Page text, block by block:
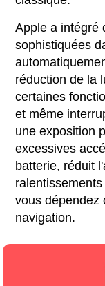
Apple a intégré
sophistiquées
réduction de la
certaines
et même
une exposition
excessives
batterie, réduit
vous dépendez
navigation.